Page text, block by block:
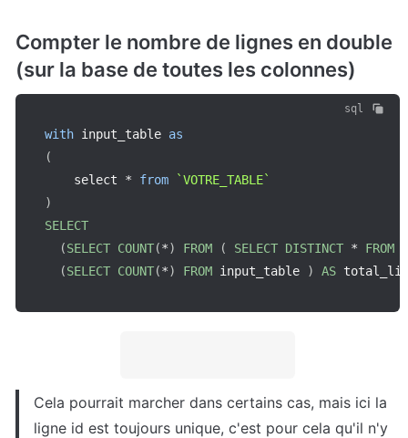
Compter le nombre de lignes en double
(sur la base de toutes les colonnes)
sql
with input_table as
(
    select
* from `VOTRE_TABLE`
)
SELECT
(SELECT COUNT(*) FROM ( SELECT DISTINCT * FROM
(SELECT COUNT(*) FROM input_table ) AS
Cela pourrait marcher dans certains cas, mais ici la
ligne id est toujours unique, c'est pour cela qu'il n'y